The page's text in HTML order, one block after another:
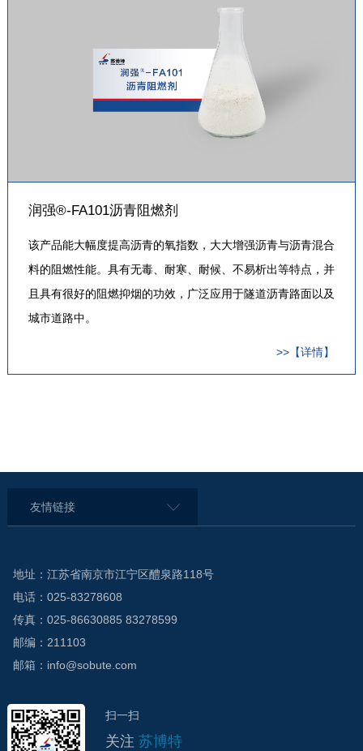
润强®-FA101沥青阻燃剂
该产品能大幅度提高沥青的氧指数，大大增强沥青与沥青混合
料的阻燃性能。具有无毒、耐寒、耐候、不易析出等特点，并
且具有很好的阻燃抑烟的功效，广泛应用于隧道沥青路面以及
城市道路中。
>>【详情】
友情链接
地址：江苏省南京市江宁区醴泉路118号
电话：025-83278608
传真：025-86630885 83278599
邮编：211103
邮箱：info@sobute.com
扫一扫
关注 苏博特